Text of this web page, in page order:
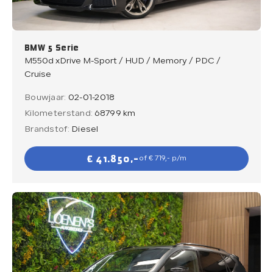
BMW 5 Serie
M550d xDrive M-Sport / HUD / Memory / PDC /
Cruise
Bouwjaar: 02-01-2018
Kilometerstand: 68799 km
Brandstof: Diesel
€ 41.850,- of € 719,- p/m